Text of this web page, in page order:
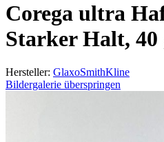
Corega ultra
Starker Halt, 40
Hersteller: GlaxoSmithKline
Bildergalerie überspringen